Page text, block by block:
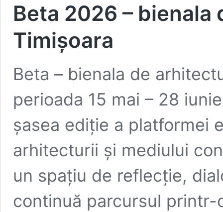
Beta 2026 –
Timișoara
Beta – bienala de
perioada 15 mai – 28
șasea ediție a platformei
arhitecturii și mediului
un spațiu de reflecție,
continuă parcursul